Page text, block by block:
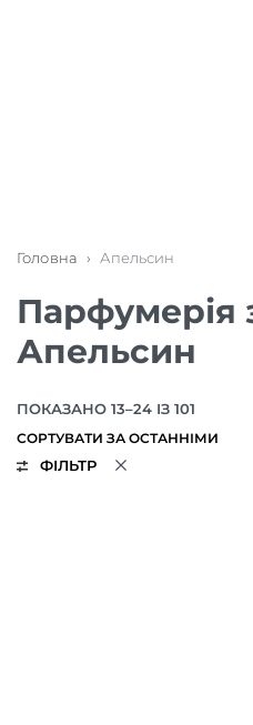
Головна › Апельсин
Парфумерія
Апельсин
ПОКАЗАНО 13–24 ІЗ 101
ФІЛЬТР